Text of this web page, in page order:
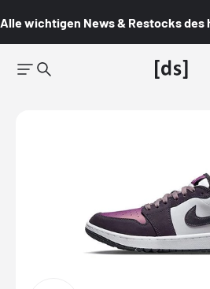
Alle wichtigen News & Restocks des